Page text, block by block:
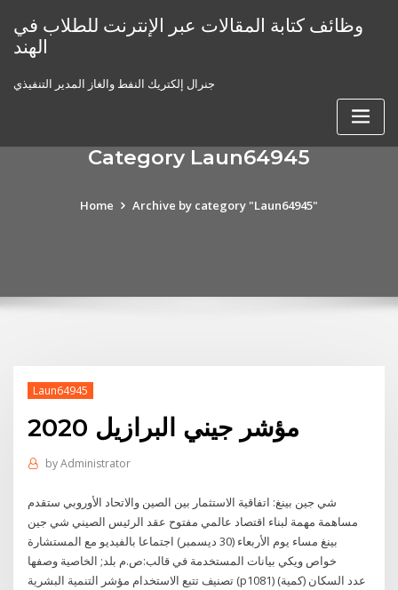
content
وظائف كتابة المقالات عبر الإنترنت للطلاب في
الهند
جنرال إلكتريك النفط والغاز المدير التنفيذي
Category Laun64945
Home Archive by category "Laun64945"
Laun64945
مؤشر جيني البرازيل 2020
byAdministrator
شي جين بينغ: اتفاقية الاستثمار بين الصين والاتحاد الأوروبي ستقدم
مساهمة مهمة لبناء اقتصاد عالمي مفتوح عقد الرئيس الصيني شي جين
بينغ مساء يوم الأربعاء (30 ديسمبر) اجتماعا بالفيديو مع المستشارة
خواص ويكي بيانات المستخدمة في قالب:ص.م بلد; الخاصية وصفها
تصنيف تتبع الاستخدام مؤشر التنمية البشرية (p1081) (كمية) عدد السكان